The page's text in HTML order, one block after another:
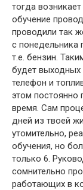
тогда
обучение
проводили так
с понедельника
т.е. бензин.
будет выходных
телефон и
этом постоянно
время. Сам
дней из твоей
утомительно,
обучения, но
только 6.
сомнительно
работающих в